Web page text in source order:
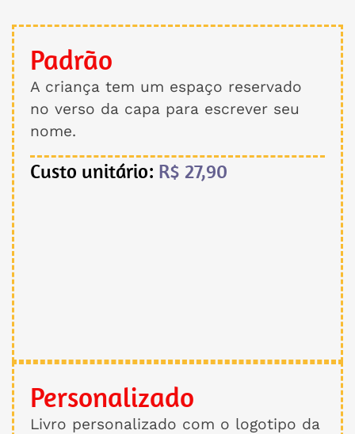
Padrão
A criança tem um espaço reservado
no verso da capa para escrever seu
nome.
Custo unitário: R$ 27,90
Personalizado
Livro personalizado com o logotipo da